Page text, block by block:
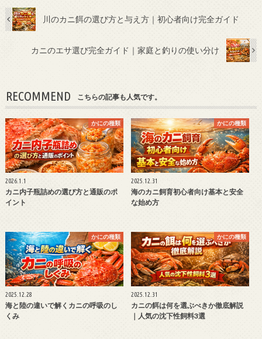
川のカニ餌の選び方と与え方｜初心者向け完全ガイド
カニのエサ選び完全ガイド｜家庭と釣りの使い分け
RECOMMEND こちらの記事も人気です。
かにの種類
2026.1.1
カニ内子瓶詰めの選び方と通販のポ
イント
かにの種類
2025.12.31
海のカニ飼育初心者向け基本と安全
な始め方
かにの種類
2025.12.28
海と陸の違いで解くカニの呼吸のし
くみ
かにの種類
2025.12.31
カニの餌は何を選ぶべきか徹底解説
｜人気の沈下性飼料3選